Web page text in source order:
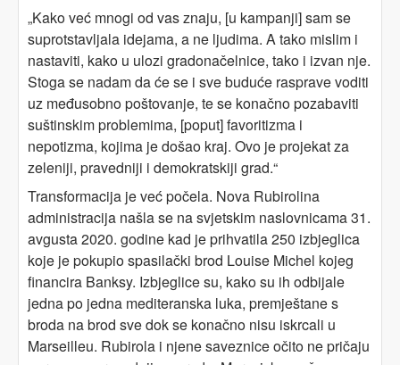
„Kako već mnogi od vas znaju, [u kampanji] sam se
suprotstavljala idejama, a ne ljudima. A tako mislim i
nastaviti, kako u ulozi gradonačelnice, tako i izvan nje.
Stoga se nadam da će se i sve buduće rasprave voditi
uz međusobno poštovanje, te se konačno pozabaviti
suštinskim problemima, [poput] favoritizma i
nepotizma, kojima je došao kraj. Ovo je projekat za
zeleniji, pravedniji i demokratskiji grad.“
Transformacija je već počela. Nova Rubirolina
administracija našla se na svjetskim naslovnicama 31.
avgusta 2020. godine kad je prihvatila 250 izbjeglica
koje je pokupio spasilački brod Louise Michel kojeg
financira Banksy. Izbjeglice su, kako su ih odbijale
jedna po jedna mediteranska luka, premještane s
broda na brod sve dok se konačno nisu iskrcali u
Marseilleu. Rubirola i njene saveznice očito ne pričaju